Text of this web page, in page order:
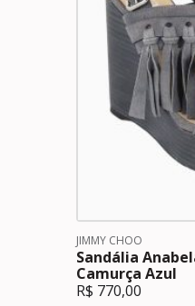
JIMMY CHOO
Sandália
Camurça Azul
R$ 770,00